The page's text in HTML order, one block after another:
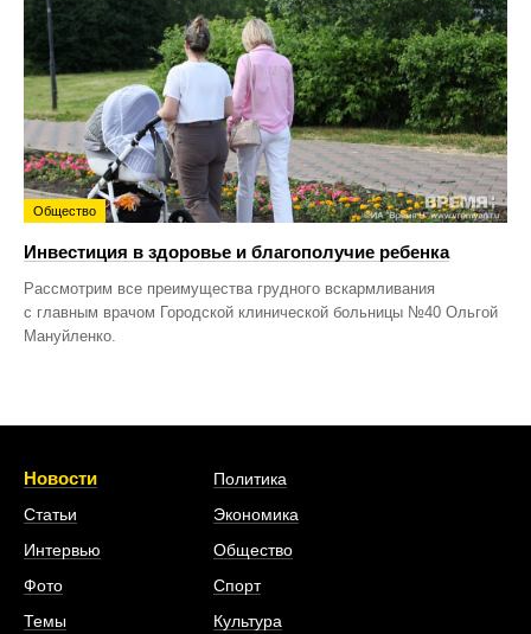
Общество
Инвестиция в здоровье и благополучие ребенка
Рассмотрим все преимущества грудного вскармливания
с главным врачом Городской клинической больницы №40 Ольгой
Мануйленко.
Новости
Статьи
Интервью
Фото
Темы
Политика
Экономика
Общество
Спорт
Культура